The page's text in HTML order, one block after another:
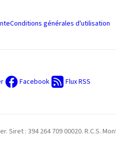
Conditions générales d'utilisation
Facebook Flux RSS
Siret : 394 264 709 00020. R.C.S.